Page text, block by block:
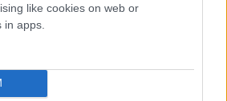
like cookies on web or
apps.